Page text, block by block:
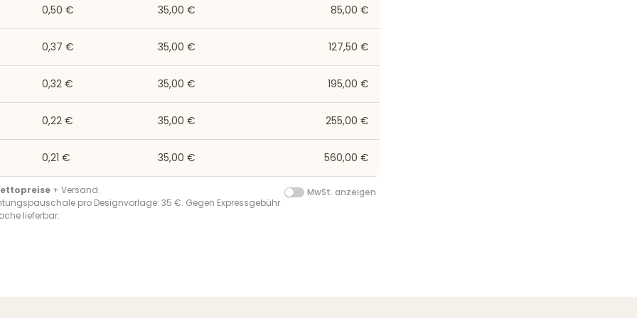
0,50 € 35,00 € 85,00 €
0,37 € 35,00 € 127,50 €
0,32 € 35,00 € 195,00 €
0,22 € 35,00 € 255,00 €
0,21 € 35,00 € 560,00 €
+ Versand.
pro Designvorlage: 35 €. Gegen Expressgebühr
lieferbar.
MwSt. anzeigen